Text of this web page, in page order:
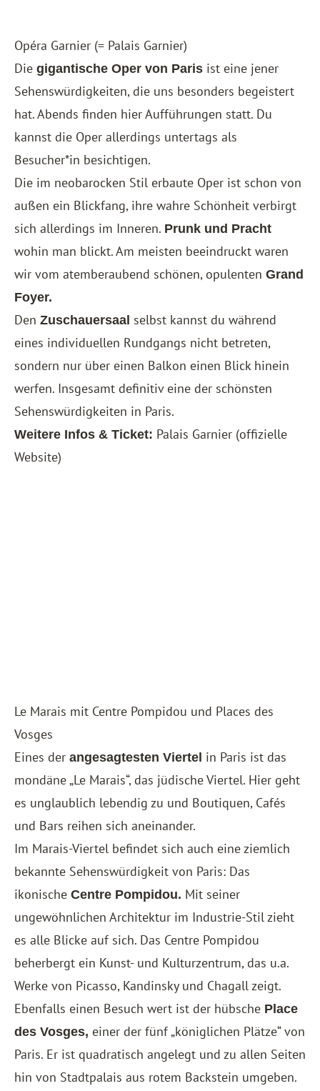
Opéra Garnier (= Palais Garnier)
Die gigantische Oper von Paris ist eine jener
Sehenswürdigkeiten, die uns besonders begeistert
hat. Abends finden hier Aufführungen statt. Du
kannst die Oper allerdings untertags als
Besucher*in besichtigen.
Die im neobarocken Stil erbaute Oper ist schon von
außen ein Blickfang, ihre wahre Schönheit verbirgt
sich allerdings im Inneren. Prunk und Pracht
wohin man blickt. Am meisten beeindruckt waren
wir vom atemberaubend schönen, opulenten Grand
Foyer.
Den Zuschauersaal selbst kannst du während
eines individuellen Rundgangs nicht betreten,
sondern nur über einen Balkon einen Blick hinein
werfen. Insgesamt definitiv eine der schönsten
Sehenswürdigkeiten in Paris.
Weitere Infos & Ticket: Palais Garnier (offizielle
Website)
Le Marais mit Centre Pompidou und Places des
Vosges
Eines der angesagtesten Viertel in Paris ist das
mondäne „Le Marais“, das jüdische Viertel. Hier geht
es unglaublich lebendig zu und Boutiquen, Cafés
und Bars reihen sich aneinander.
Im Marais-Viertel befindet sich auch eine ziemlich
bekannte Sehenswürdigkeit von Paris: Das
ikonische Centre Pompidou. Mit seiner
ungewöhnlichen Architektur im Industrie-Stil zieht
es alle Blicke auf sich. Das Centre Pompidou
beherbergt ein Kunst- und Kulturzentrum, das u.a.
Werke von Picasso, Kandinsky und Chagall zeigt.
Ebenfalls einen Besuch wert ist der hübsche Place
des Vosges, einer der fünf „königlichen Plätze“ von
Paris. Er ist quadratisch angelegt und zu allen Seiten
hin von Stadtpalais aus rotem Backstein umgeben.